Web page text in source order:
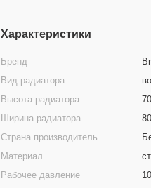
Характеристики
Бренд
Вид радиатора
Высота радиатора
Ширина радиатора
Страна производитель
Материал
Рабочее давление
10